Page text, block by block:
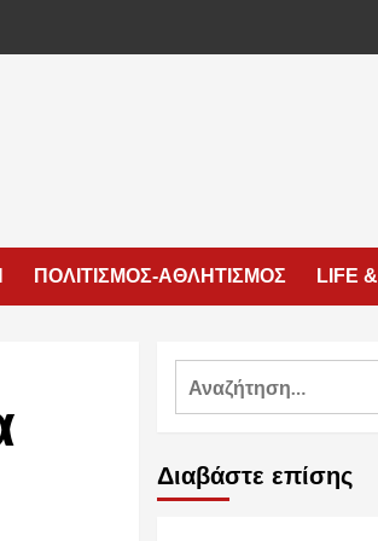
ΠΟΛΙΤΙΣΜΟΣ-ΑΘΛΗΤΙΣΜΟΣ LIFE
Αναζήτηση
Διαβάστε επίσης